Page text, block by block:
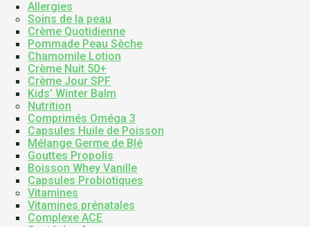
Allergies
Soins de la peau
Crème Quotidienne
Pommade Peau Sèche
Chamomile Lotion
Crème Nuit 50+
Crème Jour SPF
Kids’ Winter Balm
Nutrition
Comprimés Oméga 3
Capsules Huile de Poisson
Mélange Germe de Blé
Gouttes Propolis
Boisson Whey Vanille
Capsules Probiotiques
Vitamines
Vitamines prénatales
Complexe ACE